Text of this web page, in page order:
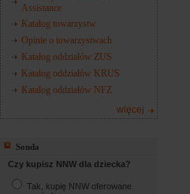
Assistance
Katalog towarzystw
Opinie o towarzystwach
Katalog oddziałów ZUS
Katalog oddziałów KRUS
Katalog oddziałów NFZ
więcej
Sonda
Czy kupisz NNW dla dziecka?
Tak, kupię NNW oferowane